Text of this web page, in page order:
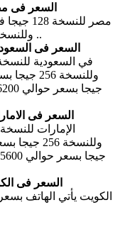
السعر فى
.. وللنسخة 256 جيجا بسعر حوالي
السعر فى
السعر فى
السعر فى
الكويت يأتي الهاتف بسعر 414.62 دينار للنسخة 128 جيجا بايت